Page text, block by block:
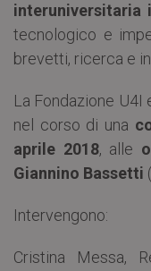
interuniversitaria
tecnologico e
brevetti, ricerca e
La Fondazione
nel corso di una
aprile 2018, alle
Giannino Bassetti
Intervengono:
Cristina Messa,